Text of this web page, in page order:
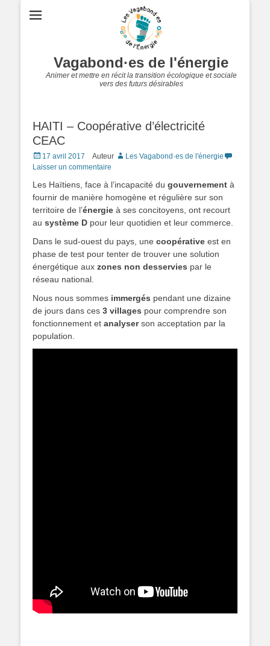
Vagabond·es de l'énergie
Animer et mettre en récit la transition écologique et sociale
vers des futurs désirables
HAITI – Coopérative d’électricité
CEAC
Posted
on
17 avril 2017 Auteur
Les Vagabond·es de l'énergie
Laisser un commentaire
Les Haïtiens, face à l’incapacité du gouvernement à
fournir de manière homogène et régulière sur son
territoire de l’énergie à ses concitoyens, ont recourt
au système D pour leur quotidien et leur commerce.
Dans le sud-ouest du pays, une coopérative est en
phase de test pour tenter de trouver une solution
énergétique aux zones non desservies par le
réseau national.
Nous nous sommes immergés pendant une dizaine
de jours dans ces 3 villages pour comprendre son
fonctionnement et analyserson acceptation par la
population.